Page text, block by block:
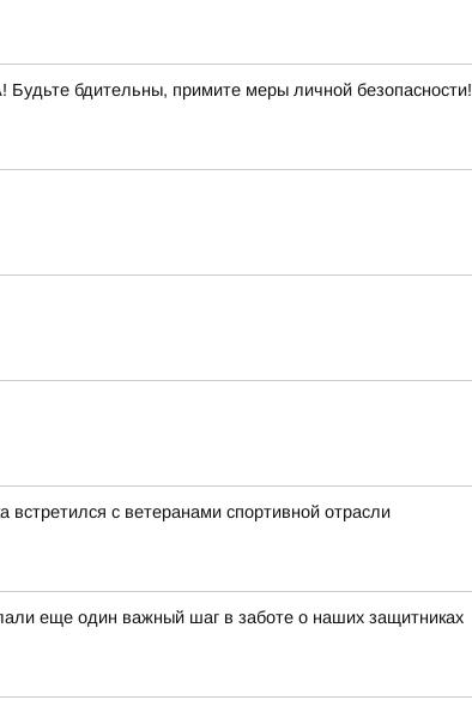
бдительны, примите меры личной безопасности!
с ветеранами спортивной отрасли
еще один важный шаг в заботе о наших защитниках